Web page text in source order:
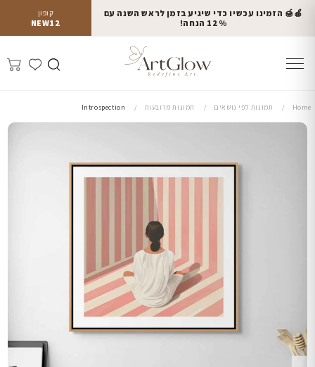
קופון
NEW12
🍎🍯 הזמינו עכשיו כדי שיגיע בזמן לראש השנה עם
12% הנחה!
Home תמונות לפי נושאים תמונות מרובעות Introspection